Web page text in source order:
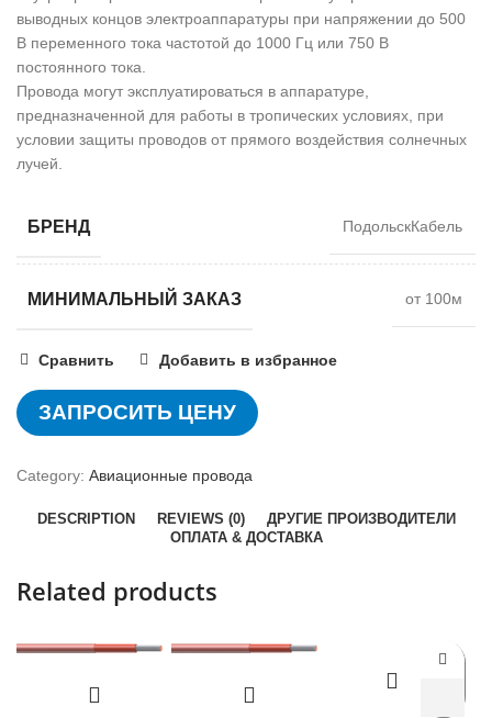
выводных концов электроаппаратуры при напряжении до 500
В переменного тока частотой до 1000 Гц или 750 В
постоянного тока.
Провода могут эксплуатироваться в аппаратуре,
предназначенной для работы в тропических условиях, при
условии защиты проводов от прямого воздействия солнечных
лучей.
БРЕНД ПодольскКабель
МИНИМАЛЬНЫЙ ЗАКАЗ от 100м
Сравнить Добавить в избранное
ЗАПРОСИТЬ ЦЕНУ
Category: Авиационные провода
DESCRIPTION REVIEWS (0)
ДРУГИЕ ПРОИЗВОДИТЕЛИ
ОПЛАТА & ДОСТАВКА
Related products